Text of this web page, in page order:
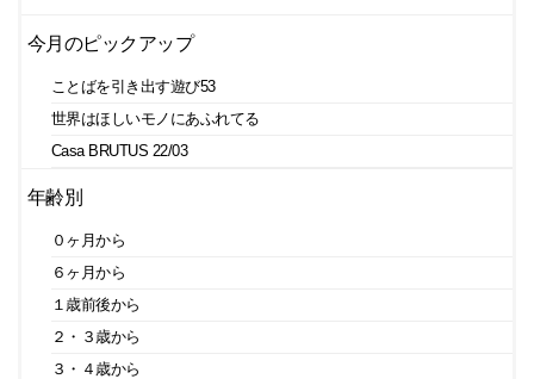
今月のピックアップ
ことばを引き出す遊び53
世界はほしいモノにあふれてる
Casa BRUTUS 22/03
年齢別
０ヶ月から
６ヶ月から
１歳前後から
２・３歳から
３・４歳から